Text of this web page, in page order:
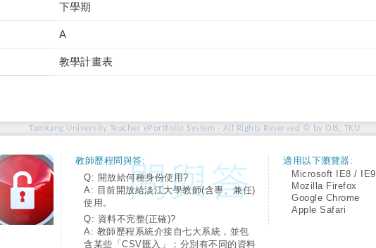
下學期
A
教學計畫表
Tamkang University Teacher ePortfolio System - All Rights Reserved © by OIS, TKU
教師歷程問與答:
Q: 開放給何種身份使用?
A: 目前開放給淡江大學教師(含專、兼任)
使用。
Q: 資料不完整(正確)?
A: 教師歷程系統介接自七大系統，並包
含某些「CSV匯入」；分別有不同的資料
適用以下瀏覽器:
Microsoft IE8 / IE9
Mozilla Firefox
Google Chrome
Apple Safari